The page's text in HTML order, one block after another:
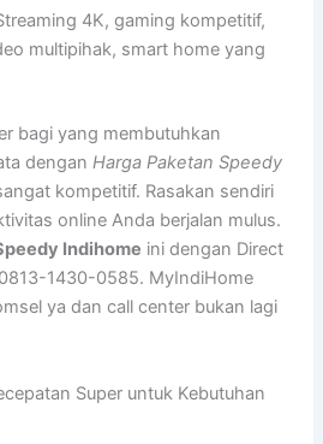
4K, gaming kompetitif,
multipihak, smart home yang
bagi yang membutuhkan
denganHarga Paketan Speedy
kompetitif. Rasakan sendiri
online Anda berjalan mulus.
Indihome ini dengan Direct
1430-0585. MyIndiHome
ya dan call center bukan lagi
Super untuk Kebutuhan